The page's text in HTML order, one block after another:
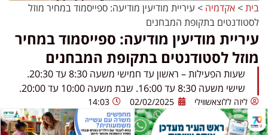
בית>אקדמיה > עיריית מודיעין מודיעה: ספייסמוד במחיר מוזל
לסטודנטים בתקופת המבחנים
עיריית מודיעין מודיעה: ספייסמוד במחיר
מוזל לסטודנטים בתקופת המבחנים
שעות הפעילות – ראשון עד חמישי משעה 8:30 עד 20:30.
שישי משעה 8:30 עד 16:00. שבת משעה 10:00 עד 20:00.
ליזה ללוצאשווילי 02/02/2025
14:03